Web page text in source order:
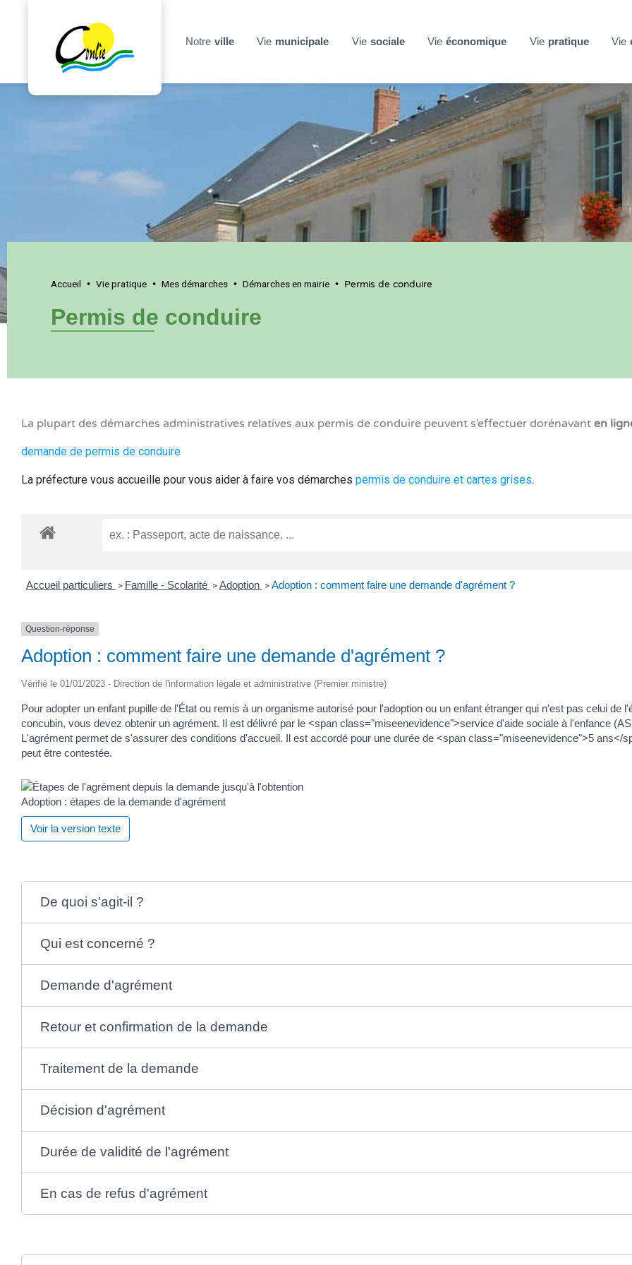
Notre ville Vie municipale Vie sociale Vie économique Vie pratique Vie
Accueil • Vie pratique • Mes démarches • Démarches en mairie • Permis de conduire
Permis de conduire
La plupart des démarches administratives relatives aux permis de conduire peuvent s’effectuer dorénavant en
demande de permis de conduire
La préfecture vous accueille pour vous aider à faire vos démarches permis de conduire et cartes grises.
Accueil particuliers > Famille - Scolarité > Adoption > Adoption : comment faire une demande d'agrément ?
Question-réponse
Adoption : comment faire une demande d'agrément ?
Vérifié le 01/01/2023 - Direction de l'information légale et administrative (Premier ministre)
Pour adopter un enfant pupille de l'État ou remis à un organisme autorisé pour l'adoption ou un enfant étranger qui n'est pas celui de
concubin, vous devez obtenir un agrément. Il est délivré par le <span class="miseenevidence">service d'aide sociale à l'enfance
L'agrément permet de s'assurer des conditions d'accueil. Il est accordé pour une durée de <span class="miseenevidence">5 ans</
peut être contestée.
Adoption : étapes de la demande d'agrément
Voir la version texte
De quoi s'agit-il ?
Qui est concerné ?
Demande d'agrément
Retour et confirmation de la demande
Traitement de la demande
Décision d'agrément
Durée de validité de l'agrément
En cas de refus d'agrément